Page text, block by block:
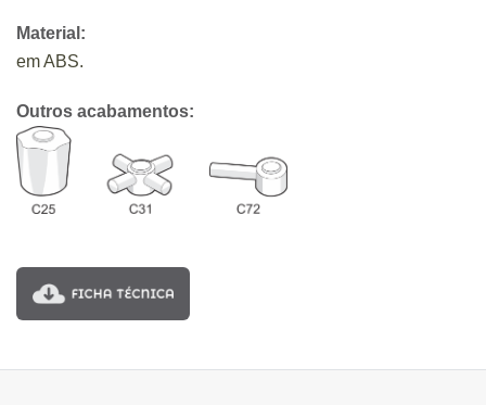
Material:
em ABS.
Outros acabamentos: